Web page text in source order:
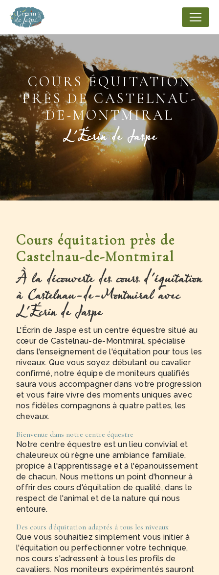
COURS ÉQUITATION
PRÈS DE CASTELNAU-
DE-MONTMIRAL
L'Écrin de Jaspe
Cours équitation près de
Castelnau-de-Montmiral
À la découverte des cours d'équitation
à Castelnau-de-Montmiral avec
L'Écrin de Jaspe
L'Écrin de Jaspe est un centre équestre situé au
cœur de Castelnau-de-Montmiral, spécialisé
dans l'enseignement de l'équitation pour tous les
niveaux. Que vous soyez débutant ou cavalier
confirmé, notre équipe de moniteurs qualifiés
saura vous accompagner dans votre progression
et vous faire vivre des moments uniques avec
nos fidèles compagnons à quatre pattes, les
chevaux.
Bienvenue dans notre centre équestre
Notre centre équestre est un lieu convivial et
chaleureux où règne une ambiance familiale,
propice à l'apprentissage et à l'épanouissement
de chacun. Nous mettons un point d'honneur à
offrir des cours d'équitation de qualité, dans le
respect de l'animal et de la nature qui nous
entoure.
Des cours d'équitation adaptés à tous les niveaux
Que vous souhaitiez simplement vous initier à
l'équitation ou perfectionner votre technique,
nos cours s'adressent à tous les profils de
cavaliers. Nos moniteurs expérimentés sauront
Panneau de gestion des cookies